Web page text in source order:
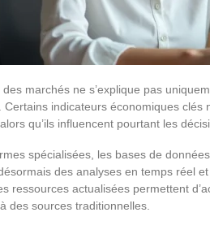
des marchés ne s’explique pas
Certains indicateurs économiques
qu’ils influencent pourtant les
spécialisées, les bases de
des analyses en temps réel
ressources actualisées permettent
des sources traditionnelles.